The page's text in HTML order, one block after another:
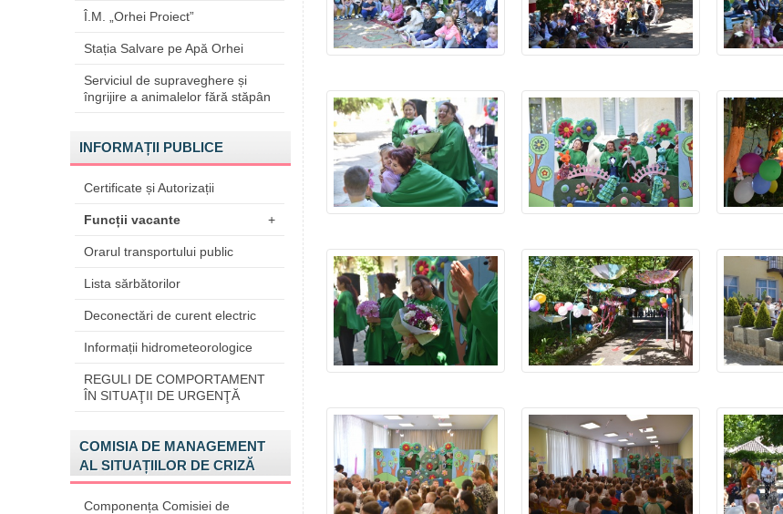
Î.M. „Orhei Proiect”
Stația Salvare pe Apă Orhei
Serviciul de supraveghere și
îngrijire a animalelor fără stăpân
INFORMAȚII PUBLICE
Certificate și Autorizații
Funcții vacante +
Orarul transportului public
Lista sărbătorilor
Deconectări de curent electric
Informații hidrometeorologice
REGULI DE COMPORTAMENT
ÎN SITUAŢII DE URGENŢĂ
COMISIA DE MANAGEMENT
AL SITUAȚIILOR DE CRIZĂ
Componența Comisiei de